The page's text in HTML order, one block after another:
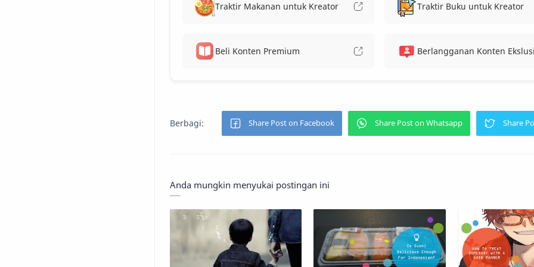
Traktir Makanan untuk Kreator Traktir Buku untuk Kreator
Beli Konten Premium Berlangganan Konten
Anda mungkin menyukai postingan ini